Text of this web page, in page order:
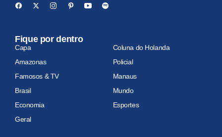
Fique por dentro
Capa
Coluna do Holanda
Amazonas
Policial
Famosos & TV
Manaus
Brasil
Mundo
Economia
Esportes
Geral